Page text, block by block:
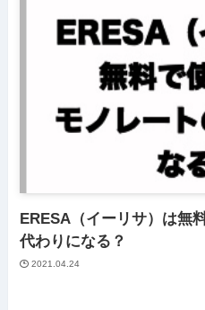
ERESA（イーリサ）は無
代わりになる？
2021.04.24